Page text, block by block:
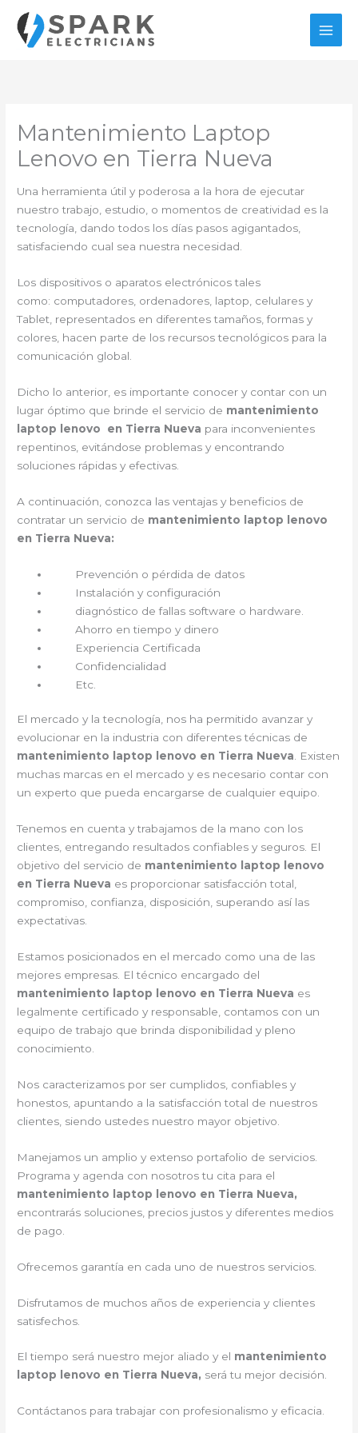
contenido
Mantenimiento Laptop
Lenovo en Tierra Nueva
Una herramienta útil y poderosa a la hora de ejecutar
nuestro trabajo, estudio, o momentos de creatividad es la
tecnología, dando todos los días pasos agigantados,
satisfaciendo cual sea nuestra necesidad.
Los dispositivos o aparatos electrónicos tales
como: computadores, ordenadores, laptop, celulares y
Tablet, representados en diferentes tamaños, formas y
colores, hacen parte de los recursos tecnológicos para la
comunicación global.
Dicho lo anterior, es importante conocer y contar con un
lugar óptimo que brinde el servicio de mantenimiento
laptop lenovo en Tierra Nueva para inconvenientes
repentinos, evitándose problemas y encontrando
soluciones rápidas y efectivas.
A continuación, conozca las ventajas y beneficios de
contratar un servicio de mantenimiento laptop lenovo
en Tierra Nueva:
Prevención o pérdida de datos
Instalación y configuración
diagnóstico de fallas software o hardware.
Ahorro en tiempo y dinero
Experiencia Certificada
Confidencialidad
Etc.
El mercado y la tecnología, nos ha permitido avanzar y
evolucionar en la industria con diferentes técnicas de
mantenimiento laptop lenovo en Tierra Nueva. Existen
muchas marcas en el mercado y es necesario contar con
un experto que pueda encargarse de cualquier equipo.
Tenemos en cuenta y trabajamos de la mano con los
clientes, entregando resultados confiables y seguros. El
objetivo del servicio de mantenimiento laptop lenovo
en Tierra Nueva es proporcionar satisfacción total,
compromiso, confianza, disposición, superando así las
expectativas.
Estamos posicionados en el mercado como una de las
mejores empresas. El técnico encargado del
mantenimiento laptop lenovo en Tierra Nueva es
legalmente certificado y responsable, contamos con un
equipo de trabajo que brinda disponibilidad y pleno
conocimiento.
Nos caracterizamos por ser cumplidos, confiables y
honestos, apuntando a la satisfacción total de nuestros
clientes, siendo ustedes nuestro mayor objetivo.
Manejamos un amplio y extenso portafolio de servicios.
Programa y agenda con nosotros tu cita para el
mantenimiento laptop lenovo en Tierra Nueva,
encontrarás soluciones, precios justos y diferentes medios
de pago.
Ofrecemos garantía en cada uno de nuestros servicios.
Disfrutamos de muchos años de experiencia y clientes
satisfechos.
El tiempo será nuestro mejor aliado y el mantenimiento
laptop lenovo en Tierra Nueva, será tu mejor decisión.
Contáctanos para trabajar con profesionalismo y eficacia.